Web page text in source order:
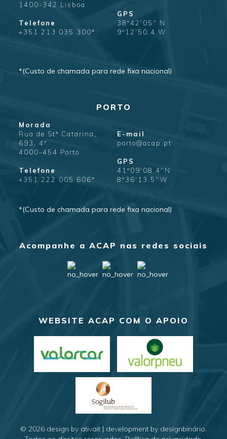
1400-342 Lisboa
Telefone
+351 213 035 300*
GPS
38º42'05" N
9º12'50.4 W
*(Custo de chamada para rede fixa nacional)
PORTO
Morada
Rua de Stª Catarina,
693, 4º
4000-454 Porto
Telefone
+351 222 005 606*
E-mail
porto@acap.pt
GPS
41º09'08.4"N
8º36'13.5"W
*(Custo de chamada para rede fixa nacional)
Acompanhe a ACAP nas redes sociais
WEBSITE ACAP COM O APOIO
© 2026 design by ativait | development by designbinário.